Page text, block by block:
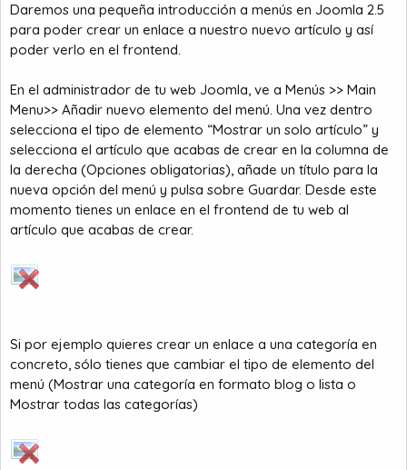
Daremos una pequeña introducción a menús en Joomla 2.5
para poder crear un enlace a nuestro nuevo artículo y así
poder verlo en el frontend.
En el administrador de tu web Joomla, ve a Menús >> Main
Menu>> Añadir nuevo elemento del menú. Una vez dentro
selecciona el tipo de elemento “Mostrar un solo artículo” y
selecciona el artículo que acabas de crear en la columna de
la derecha (Opciones obligatorias), añade un título para la
nueva opción del menú y pulsa sobre Guardar. Desde este
momento tienes un enlace en el frontend de tu web al
artículo que acabas de crear.
Si por ejemplo quieres crear un enlace a una categoría en
concreto, sólo tienes que cambiar el tipo de elemento del
menú (Mostrar una categoría en formato blog o lista o
Mostrar todas las categorías)